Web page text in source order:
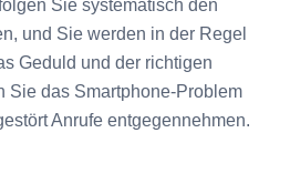
Sie systematisch den
und Sie werden in der Regel
Geduld und der richtigen
Sie das Smartphone-Problem
Anrufe entgegennehmen.